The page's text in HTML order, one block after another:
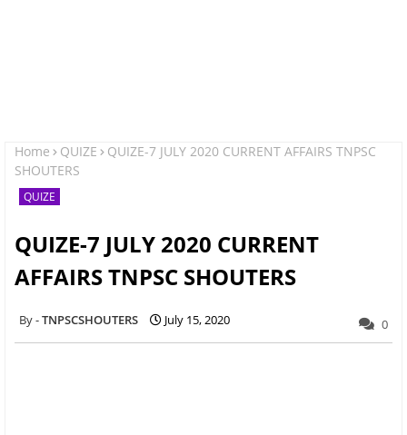
Home QUIZE
QUIZE-7 JULY 2020 CURRENT AFFAIRS TNPSC
SHOUTERS
QUIZE
QUIZE-7 JULY 2020 CURRENT
AFFAIRS TNPSC SHOUTERS
TNPSCSHOUTERS July 15, 2020 0